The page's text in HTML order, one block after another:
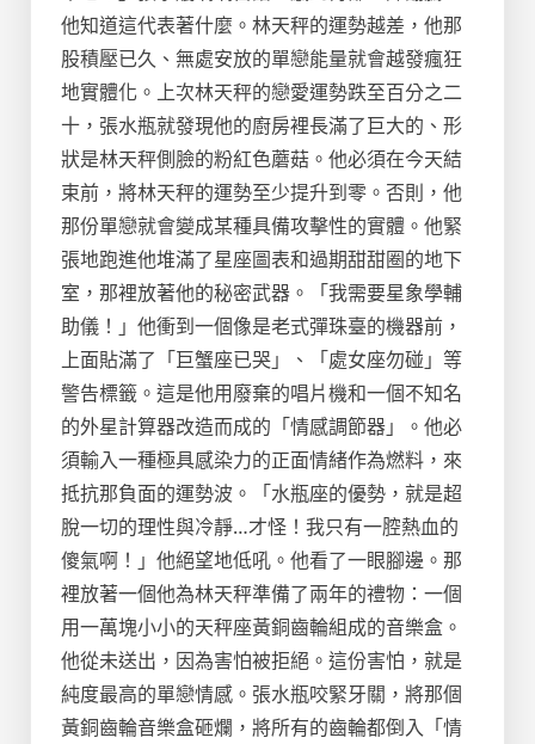
他知道這代表著什麼。林天秤的運勢越差，他那
股積壓已久、無處安放的單戀能量就會越發瘋狂
地實體化。上次林天秤的戀愛運勢跌至百分之二
十，張水瓶就發現他的廚房裡長滿了巨大的、形
狀是林天秤側臉的粉紅色蘑菇。他必須在今天結
束前，將林天秤的運勢至少提升到零。否則，他
那份單戀就會變成某種具備攻擊性的實體。他緊
張地跑進他堆滿了星座圖表和過期甜甜圈的地下
室，那裡放著他的秘密武器。「我需要星象學輔
助儀！」他衝到一個像是老式彈珠臺的機器前，
上面貼滿了「巨蟹座已哭」、「處女座勿碰」等
警告標籤。這是他用廢棄的唱片機和一個不知名
的外星計算器改造而成的「情感調節器」。他必
須輸入一種極具感染力的正面情緒作為燃料，來
抵抗那負面的運勢波。「水瓶座的優勢，就是超
脫一切的理性與冷靜…才怪！我只有一腔熱血的
傻氣啊！」他絕望地低吼。他看了一眼腳邊。那
裡放著一個他為林天秤準備了兩年的禮物：一個
用一萬塊小小的天秤座黃銅齒輪組成的音樂盒。
他從未送出，因為害怕被拒絕。這份害怕，就是
純度最高的單戀情感。張水瓶咬緊牙關，將那個
黃銅齒輪音樂盒砸爛，將所有的齒輪都倒入「情